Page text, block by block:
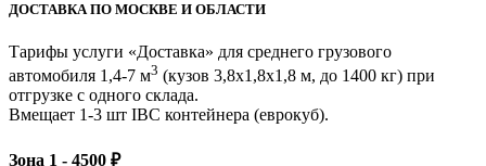
ДОСТАВКА ПО МОСКВЕ И ОБЛАСТИ
Тарифы услуги «Доставка» для среднего грузового
автомобиля 1,4-7 м3 (кузов 3,8x1,8x1,8 м, до 1400 кг) при
отгрузке с одного склада.
Вмещает 1-3 шт IBC контейнера (еврокуб).
Зона 1 - 4500 ₽